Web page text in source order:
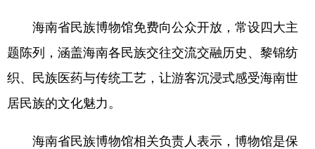
海南省民族博物馆免费向公众开放，常设四大主
题陈列，涵盖海南各民族交往交流交融历史、黎锦纺
织、民族医药与传统工艺，让游客沉浸式感受海南世
居民族的文化魅力。
海南省民族博物馆相关负责人表示，博物馆是保